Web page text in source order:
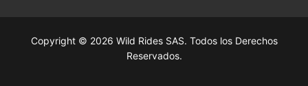
Copyright © 2026 Wild Rides SAS. Todos los Derechos
Reservados.